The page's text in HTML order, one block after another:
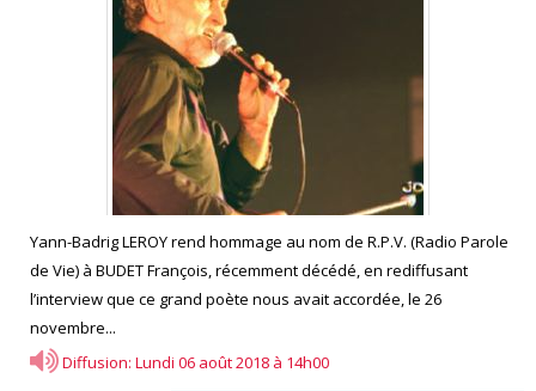
Yann-Badrig LEROY rend hommage au nom de R.P.V. (Radio Parole
de Vie) à BUDET François, récemment décédé, en rediffusant
l’interview que ce grand poète nous avait accordée, le 26
novembre...
Diffusion: Lundi 06 août 2018 à 14h00